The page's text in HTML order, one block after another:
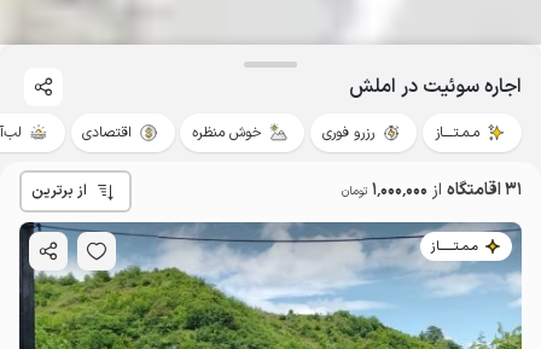
اجاره سوئیت در املش
مـمـتــــاز رزرو فوری خوش منظره اقتصادی
31 اقامتگاه از 1٬000٬000 تومان از برترین
مـمـتــــــاز